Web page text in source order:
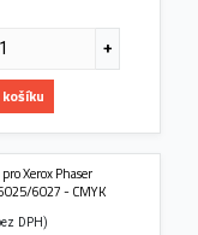
Xerox Phaser
6027 - CMYK
DPH)